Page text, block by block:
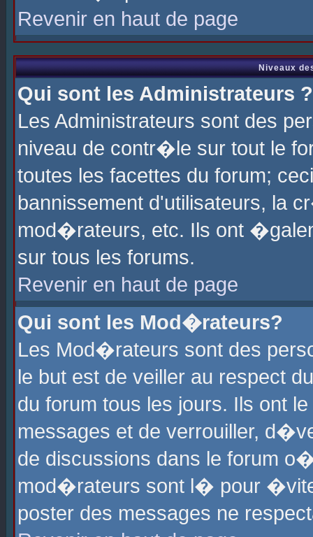
Revenir en haut de page
Niveaux
Qui sont les Administrateurs ?
Les Administrateurs sont des
niveau de contr�le sur tout le
toutes les facettes du forum;
bannissement d'utilisateurs, la
mod�rateurs, etc. Ils ont
sur tous les forums.
Revenir en haut de page
Qui sont les Mod�rateurs?
Les Mod�rateurs sont des
le but est de veiller au respect
du forum tous les jours. Ils ont
messages et de verrouiller,
de discussions dans le forum
mod�rateurs sont l� pour
poster des messages ne